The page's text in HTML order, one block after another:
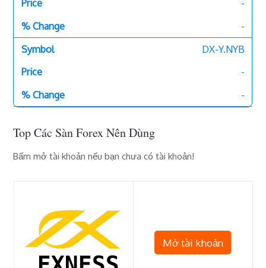
-
-
DX-Y.NYB
-
-
Top Các Sàn Forex Nên Dùng
Bấm mở tài khoản nếu bạn chưa có tài khoản!
Mở tài khoản